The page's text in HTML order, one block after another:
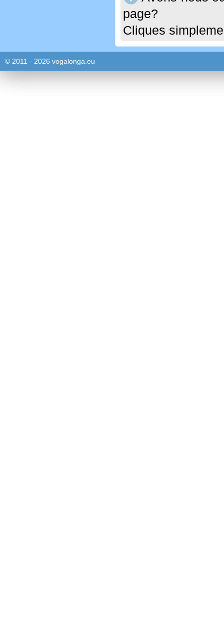
page?
Cliques
© 2011 - 2026 vogalonga.eu